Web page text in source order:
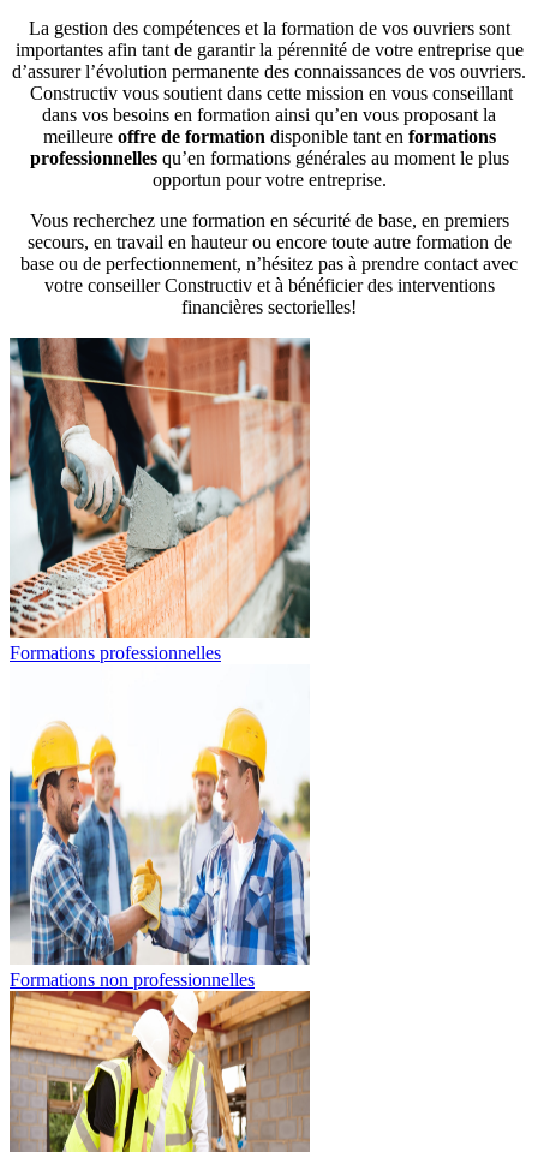
La gestion des compétences et la formation de vos ouvriers sont
importantes afin tant de garantir la pérennité de votre entreprise que
d’assurer l’évolution permanente des connaissances de vos ouvriers.
Constructiv vous soutient dans cette mission en vous conseillant
dans vos besoins en formation ainsi qu’en vous proposant la
meilleure offre de formation disponible tant en formations
professionnellesqu’en formations générales au moment le plus
opportun pour votre entreprise.
Vous recherchez une formation en sécurité de base, en premiers
secours, en travail en hauteur ou encore toute autre formation de
base ou de perfectionnement, n’hésitez pas à prendre contact avec
votre conseiller Constructiv et à bénéficier des interventions
financières sectorielles!
Formations professionnelles
Formations non professionnelles